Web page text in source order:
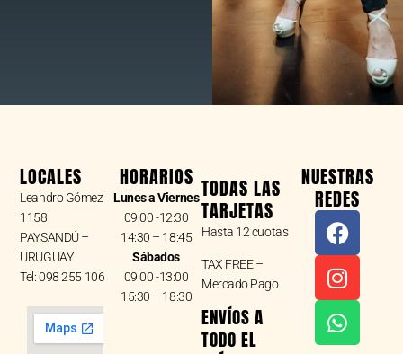
LOCALES
Leandro Gómez
1158
PAYSANDÚ –
URUGUAY
Tel: 098 255 106
HORARIOS
Lunes a Viernes
09:00 -12:30
14:30 – 18:45
Sábados
09:00 -13:00
15:30 – 18:30
TODAS LAS
TARJETAS
Hasta 12 cuotas
TAX FREE –
Mercado Pago
ENVÍOS A
TODO EL
NUESTRAS
REDES
F
a
c
e
b
o
I
n
s
t
a
g
W
h
a
t
s
a